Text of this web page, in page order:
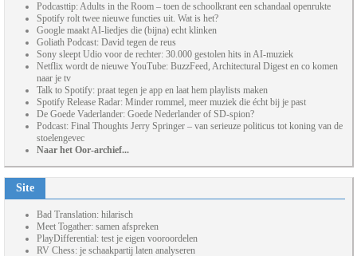
Podcasttip: Adults in the Room – toen de schoolkrant een schandaal openrukte
Spotify rolt twee nieuwe functies uit. Wat is het?
Google maakt AI-liedjes die (bijna) echt klinken
Goliath Podcast: David tegen de reus
Sony sleept Udio voor de rechter: 30.000 gestolen hits in AI-muziek
Netflix wordt de nieuwe YouTube: BuzzFeed, Architectural Digest en co komen
naar je tv
Talk to Spotify: praat tegen je app en laat hem playlists maken
Spotify Release Radar: Minder rommel, meer muziek die écht bij je past
De Goede Vaderlander: Goede Nederlander of SD-spion?
Podcast: Final Thoughts Jerry Springer – van serieuze politicus tot koning van de
stoelengevec
Naar het Oor-archief...
Site
Bad Translation: hilarisch
Meet Togather: samen afspreken
PlayDifferential: test je eigen vooroordelen
RV Chess: je schaakpartij laten analyseren